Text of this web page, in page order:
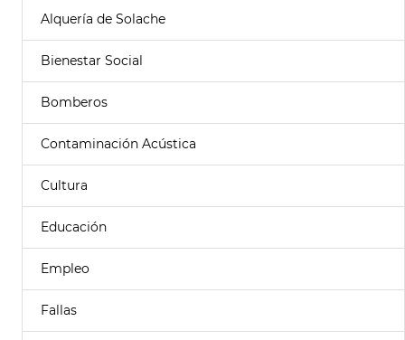
Alquería de Solache
Bienestar Social
Bomberos
Contaminación Acústica
Cultura
Educación
Empleo
Fallas